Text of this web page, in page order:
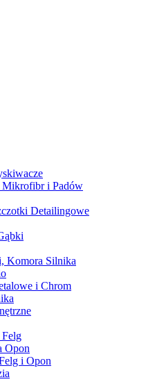
Mikrofibr i Padów
Detailingowe
Komora Silnika
i Chrom
Felg
Opon
i Opon